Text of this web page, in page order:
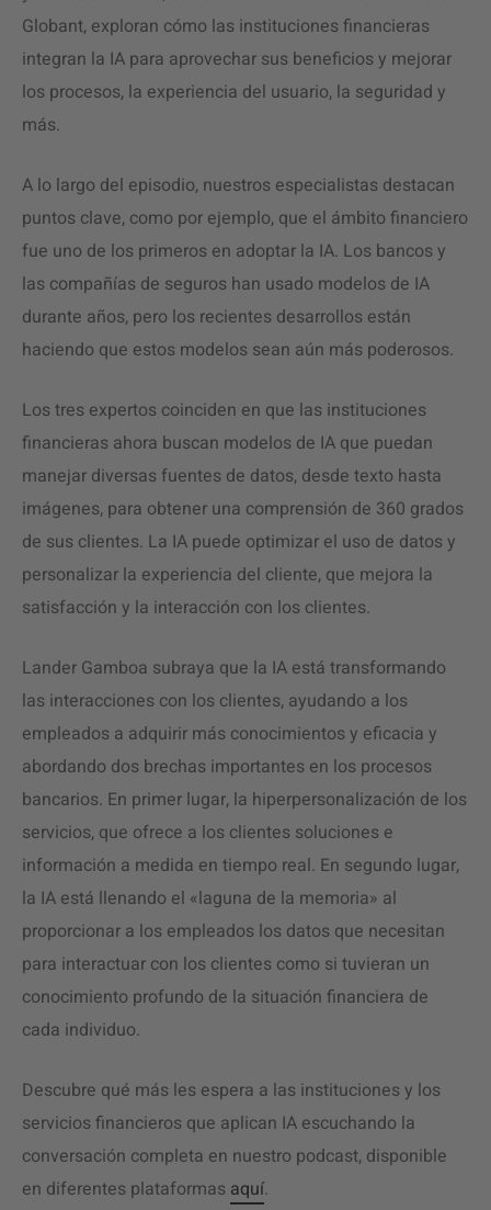
Globant, exploran cómo las instituciones financieras
integran la IA para aprovechar sus beneficios y mejorar
los procesos, la experiencia del usuario, la seguridad y
más.
A lo largo del episodio, nuestros especialistas destacan
puntos clave, como por ejemplo, que el ámbito financiero
fue uno de los primeros en adoptar la IA. Los bancos y
las compañías de seguros han usado modelos de IA
durante años, pero los recientes desarrollos están
haciendo que estos modelos sean aún más poderosos.
Los tres expertos coinciden en que las instituciones
financieras ahora buscan modelos de IA que puedan
manejar diversas fuentes de datos, desde texto hasta
imágenes, para obtener una comprensión de 360 ​​grados
de sus clientes. La IA puede optimizar el uso de datos y
personalizar la experiencia del cliente, que mejora la
satisfacción y la interacción con los clientes.
Lander Gamboa subraya que la IA está transformando
las interacciones con los clientes, ayudando a los
empleados a adquirir más conocimientos y eficacia y
abordando dos brechas importantes en los procesos
bancarios. En primer lugar, la hiperpersonalización de los
servicios, que ofrece a los clientes soluciones e
información a medida en tiempo real. En segundo lugar,
la IA está llenando el «laguna de la memoria» al
proporcionar a los empleados los datos que necesitan
para interactuar con los clientes como si tuvieran un
conocimiento profundo de la situación financiera de
cada individuo.
Descubre qué más les espera a las instituciones y los
servicios financieros que aplican IA escuchando la
conversación completa en nuestro podcast, disponible
en diferentes plataformas aquí.